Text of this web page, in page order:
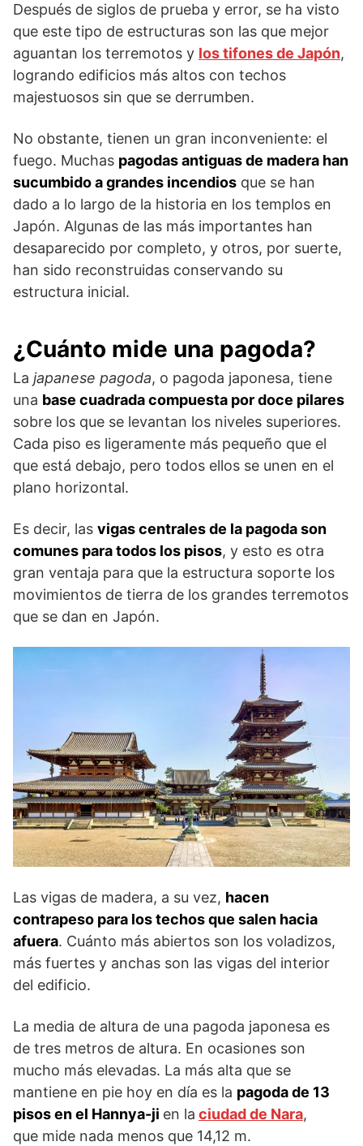
Después de siglos de prueba y error, se ha visto
que este tipo de estructuras son las que mejor
aguantan los terremotos y los tifones de Japón,
logrando edificios más altos con techos
majestuosos sin que se derrumben.
No obstante, tienen un gran inconveniente: el
fuego. Muchas pagodas antiguas de madera han
sucumbido a grandes incendios que se han
dado a lo largo de la historia en los templos en
Japón. Algunas de las más importantes han
desaparecido por completo, y otros, por suerte,
han sido reconstruidas conservando su
estructura inicial.
¿Cuánto mide una pagoda?
La japanese pagoda, o pagoda japonesa, tiene
una base cuadrada compuesta por doce pilares
sobre los que se levantan los niveles superiores.
Cada piso es ligeramente más pequeño que el
que está debajo, pero todos ellos se unen en el
plano horizontal.
Es decir, las vigas centrales de la pagoda son
comunes para todos los pisos, y esto es otra
gran ventaja para que la estructura soporte los
movimientos de tierra de los grandes terremotos
que se dan en Japón.
Las vigas de madera, a su vez, hacen
contrapeso para los techos que salen hacia
afuera. Cuánto más abiertos son los voladizos,
más fuertes y anchas son las vigas del interior
del edificio.
La media de altura de una pagoda japonesa es
de tres metros de altura. En ocasiones son
mucho más elevadas. La más alta que se
mantiene en pie hoy en día es la pagoda de 13
pisos en el Hannya-ji en la ciudad de Nara,
que mide nada menos que 14,12 m.